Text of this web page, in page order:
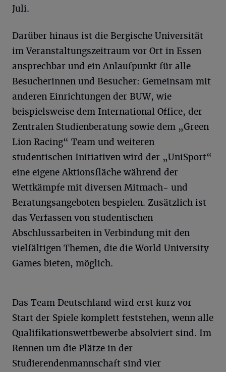
Juli.
Darüber hinaus ist die Bergische Universität
im Veranstaltungszeitraum vor Ort in Essen
ansprechbar und ein Anlaufpunkt für alle
Besucherinnen und Besucher: Gemeinsam mit
anderen Einrichtungen der BUW, wie
beispielsweise dem International Office, der
Zentralen Studienberatung sowie dem „Green
Lion Racing“ Team und weiteren
studentischen Initiativen wird der „UniSport“
eine eigene Aktionsfläche während der
Wettkämpfe mit diversen Mitmach- und
Beratungsangeboten bespielen. Zusätzlich ist
das Verfassen von studentischen
Abschlussarbeiten in Verbindung mit den
vielfältigen Themen, die die World University
Games bieten, möglich.
Das Team Deutschland wird erst kurz vor
Start der Spiele komplett feststehen, wenn alle
Qualifikationswettbewerbe absolviert sind. Im
Rennen um die Plätze in der
Studierendenmannschaft sind vier